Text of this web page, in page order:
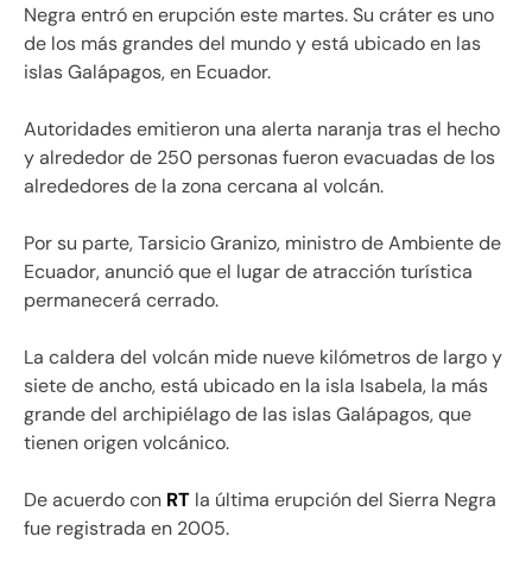
Negra entró en erupción este martes. Su cráter es uno
de los más grandes del mundo y está ubicado en las
islas Galápagos, en Ecuador.
Autoridades emitieron una alerta naranja tras el hecho
y alrededor de 250 personas fueron evacuadas de los
alrededores de la zona cercana al volcán.
Por su parte, Tarsicio Granizo, ministro de Ambiente de
Ecuador, anunció que el lugar de atracción turística
permanecerá cerrado.
La caldera del volcán mide nueve kilómetros de largo y
siete de ancho, está ubicado en la isla Isabela, la más
grande del archipiélago de las islas Galápagos, que
tienen origen volcánico.
De acuerdo con RT la última erupción del Sierra Negra
fue registrada en 2005.